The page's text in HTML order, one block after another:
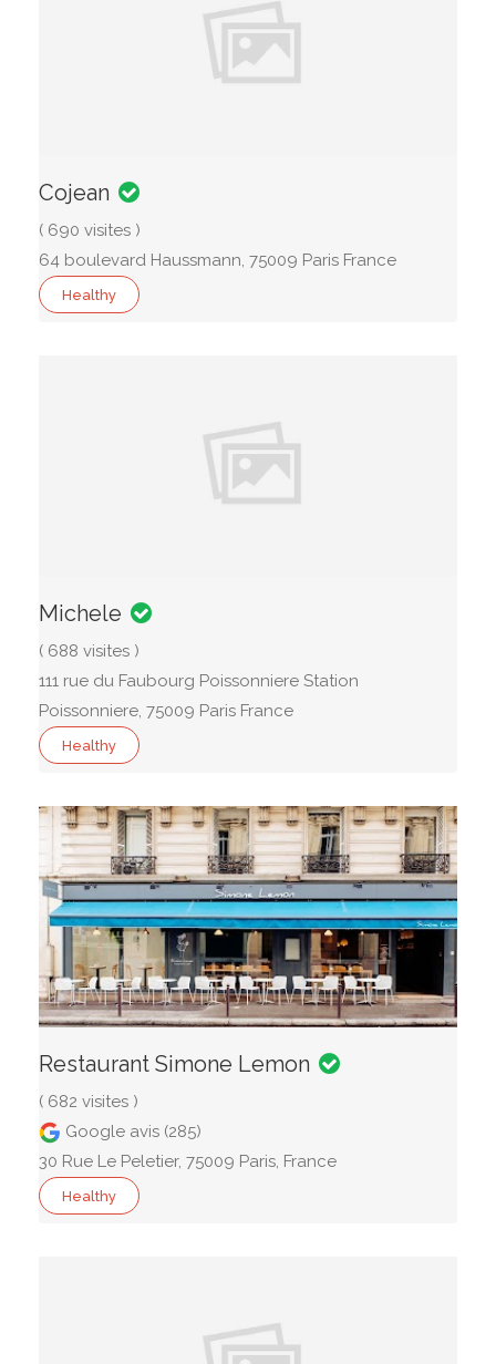
Cojean
( 690 visites )
64 boulevard Haussmann, 75009 Paris France
Healthy
Michele
( 688 visites )
111 rue du Faubourg Poissonniere Station
Poissonniere, 75009 Paris France
Healthy
Restaurant Simone Lemon
( 682 visites )
Google avis (285)
30 Rue Le Peletier, 75009 Paris, France
Healthy